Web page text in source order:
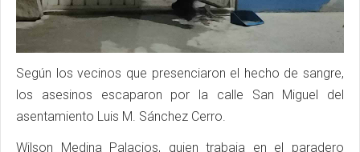
Según los vecinos que presenciaron el hecho de sangre,
los asesinos escaparon por la calle San Miguel del
asentamiento Luis M. Sánchez Cerro.
Wilson Medina Palacios, quien trabaja en el paradero